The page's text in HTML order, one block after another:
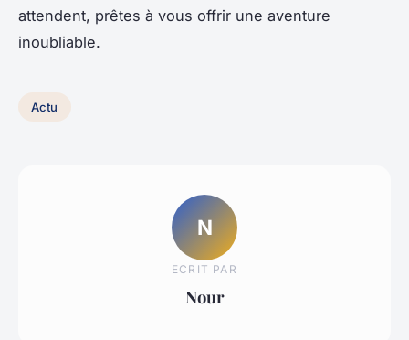
attendent, prêtes à vous offrir une aventure
inoubliable.
Actu
N
ECRIT PAR
Nour